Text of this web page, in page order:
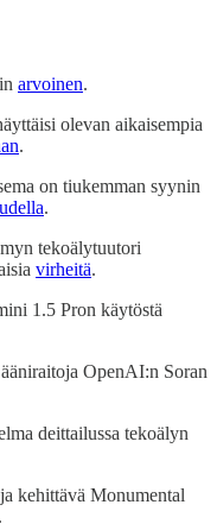
arvoinen.
olevan aikaisempia
.
on tiukemman syynin
.
tekoälytuutori
virheitä.
1.5 Pron käytöstä
OpenAI:n Soran
deittailussa tekoälyn
kehittävä Monumental
.